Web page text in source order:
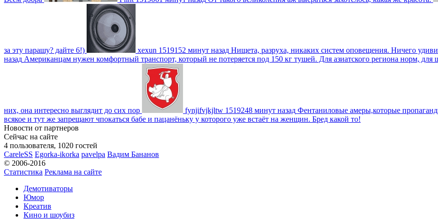
за эту парашу? дайте 6!) xexun 1519152 минут назад Нищета, разруха, никаких систем оповещения. Ничего
назад Американцам нужен комфортный транспорт, который не потеряется под 150 кг тушей. Для азиатского региона норм, для
них, она интересно выглядит до сих пор fynjifvjkjltw 1519248 минут назад Фентаниловые амеры,которые
всякое и тут же запрещают чпокаться бабе и пацанёньку у которого уже встаёт на женщин. Бред какой то!
Новости от партнеров
Сейчас на сайте
4 пользователя, 1020 гостей
CareleSS Egorka-ikorka pavelpa Вадим Бананов
© 2006-2016
Статистика Реклама на сайте
Демотиваторы
Юмор
Креатив
Кино и шоубиз